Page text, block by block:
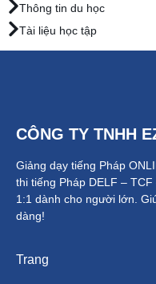
Thông tin du học
Tài liệu học tập
CÔNG TY TNHH
Giảng dạy tiếng Pháp
thi tiếng Pháp DELF – TCF
1:1 dành cho người lớn.
dàng!
Trang